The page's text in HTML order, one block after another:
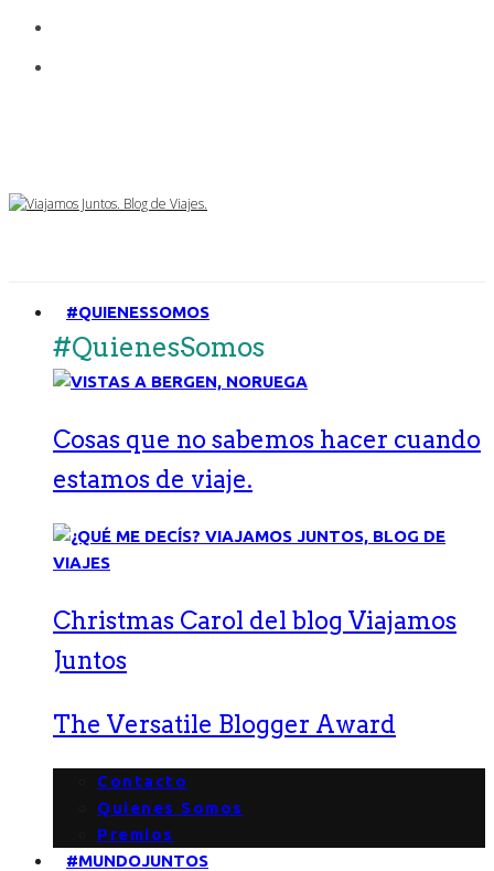
#QUIENESSOMOS
#QuienesSomos
Cosas que no sabemos hacer cuando
estamos de viaje.
Christmas Carol del blog Viajamos
Juntos
The Versatile Blogger Award
Contacto
Quienes Somos
Premios
#MUNDOJUNTOS